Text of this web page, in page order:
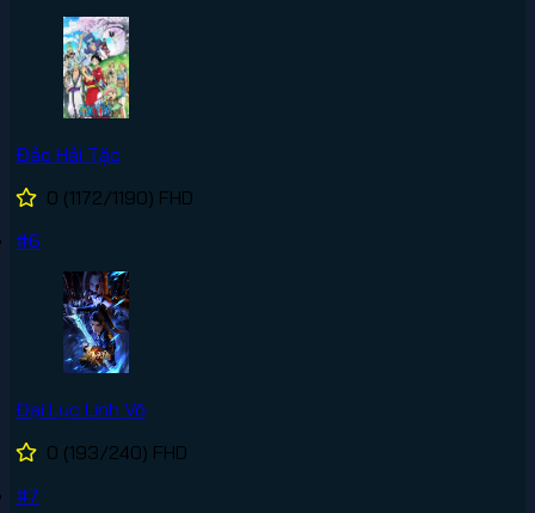
Đảo Hải Tặc
0 (1172/1190) FHD
#6
Đại Lục Linh Võ
0 (193/240) FHD
#7